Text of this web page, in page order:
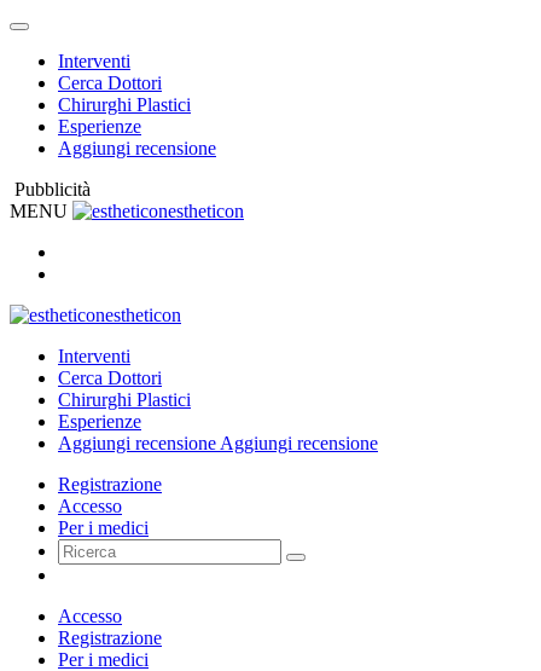
Interventi
Cerca Dottori
Chirurghi Plastici
Esperienze
Aggiungi recensione
Pubblicità
MENU
estheticon
estheticon
Interventi
Cerca Dottori
Chirurghi Plastici
Esperienze
Aggiungi recensione Aggiungi recensione
Registrazione
Accesso
Per i medici
Accesso
Registrazione
Per i medici